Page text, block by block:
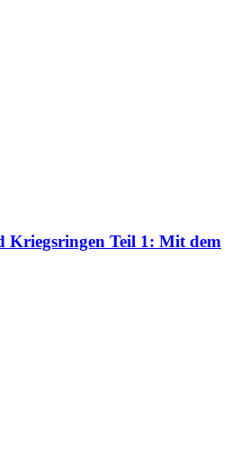
Teil 1: Mit dem